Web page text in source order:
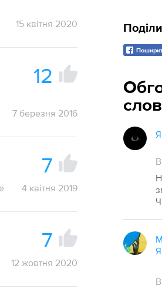
15 квітня 2020
12
7 березня 2016
7
4 квітня 2019
7
12 жовтня 2020